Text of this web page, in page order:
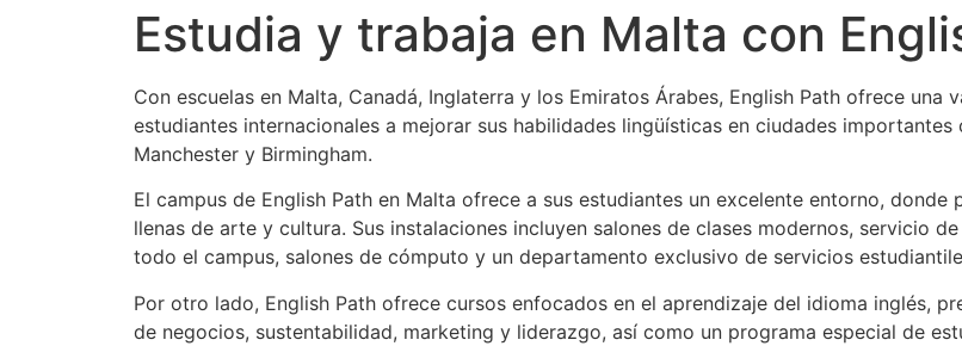
Estudia y trabaja en Malta con
Con escuelas en Malta, Canadá, Inglaterra y los Emiratos Árabes, English Path ofrece una
estudiantes internacionales a mejorar sus habilidades lingüísticas en ciudades
Manchester y Birmingham.
El campus de English Path en Malta ofrece a sus estudiantes un excelente entorno,
llenas de arte y cultura. Sus instalaciones incluyen salones de clases modernos, servicio
todo el campus, salones de cómputo y un departamento exclusivo de servicios
Por otro lado, English Path ofrece cursos enfocados en el aprendizaje del idioma inglés,
de negocios, sustentabilidad, marketing y liderazgo, así como un programa especial de